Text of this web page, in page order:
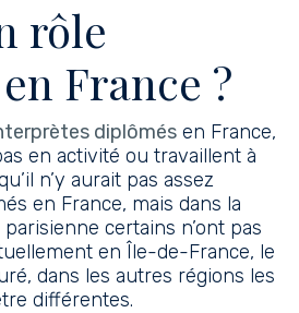
rôle
France ?
diplômés en France,
en activité ou travaillent à
n’y aurait pas assez
en France, mais dans la
certains n’ont pas
en Île-de-France, le
dans les autres régions les
différentes.